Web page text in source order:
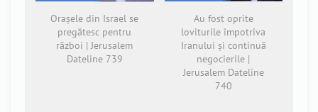
Orașele din Israel se
pregătesc pentru
război | Jerusalem
Dateline 739
Au fost oprite
loviturile împotriva
Iranului și continuă
negocierile |
Jerusalem Dateline
740